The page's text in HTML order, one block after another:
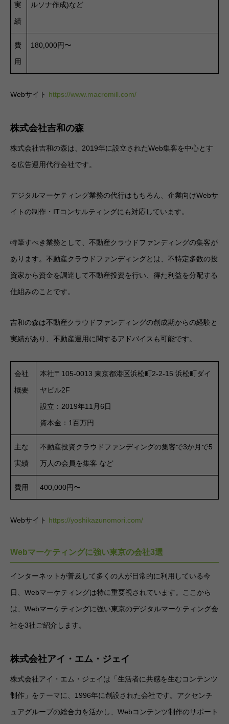
実
績
ルソナ作成)など
費
用
180,000円〜
Webサイト https://www.macromill.com/
株式会社吉和の森
株式会社吉和の森は、2019年に設立されたWeb集客を中心とす
る広告運用代行会社です。
デジタルマーケティング業務の代行はもちろん、企業向けWebサ
イトの制作・ITコンサルティングにも対応しています。
特筆すべき業務として、不動産クラウドファンディングの集客が
あります。不動産クラウドファンディングとは、不特定多数の投
資家から資金を調達して不動産投資を行い、得た利益を分配する
仕組みのことです。
吉和の森は不動産クラウドファンディングの創成期からの経験と
実績があり、不動産運用に関するアドバイスも可能です。
会社
概要
本社〒105‐0013 東京都港区浜松町2-2-15 浜松町ダイ
ヤビル2F
設立：2019年11月6日
資本金：1百万円
主な
実績
不動産投資クラウドファンディングの集客で3か月で5
万人の会員を集客 など
費用 400,000円〜
Webサイト https://yoshikazunomori.com/
Webマーケティングに強い東京の会社3選
インターネットが普及して多くの人が日常的に利用している今
日、Webマーケティングは特に重要視されています。ここから
は、Webマーケティングに強い東京のデジタルマーケティング会
社を3社ご紹介します。
株式会社アイ・エム・ジェイ
株式会社アイ・エム・ジェイは「生活者に共感を生むコンテンツ
制作」をテーマに、1996年に創設された会社です。アクセンチ
ュアグループの総合力を活かし、Webコンテンツ制作のサポート